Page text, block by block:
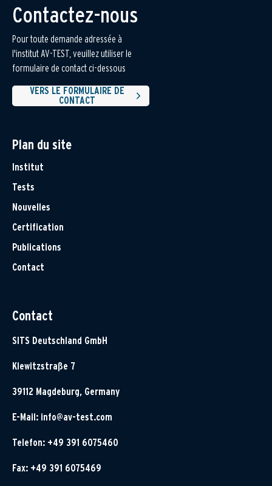
Contactez-nous
Pour toute demande adressée à
l'institut AV-TEST, veuillez utiliser le
formulaire de contact ci-dessous
VERS LE FORMULAIRE DE
CONTACT
Plan du site
Institut
Tests
Nouvelles
Certification
Publications
Contact
Contact
SITS Deutschland GmbH
Klewitzstraße 7
39112 Magdeburg, Germany
E-Mail: info@av-test.com
Telefon: +49 391 6075460
Fax: +49 391 6075469